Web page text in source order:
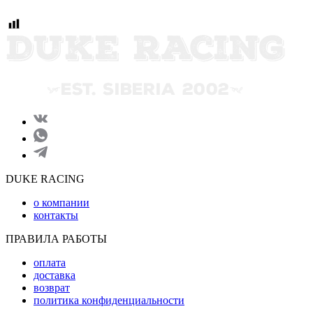
DUKE RACING
о компании
контакты
ПРАВИЛА РАБОТЫ
оплата
доставка
возврат
политика конфиденциальности